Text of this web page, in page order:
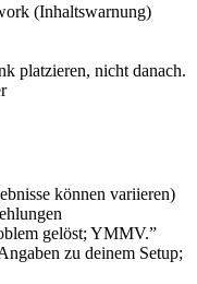
(Inhaltswarnung)
platzieren, nicht danach.
können variieren)
gelöst; YMMV.”
zu deinem Setup;